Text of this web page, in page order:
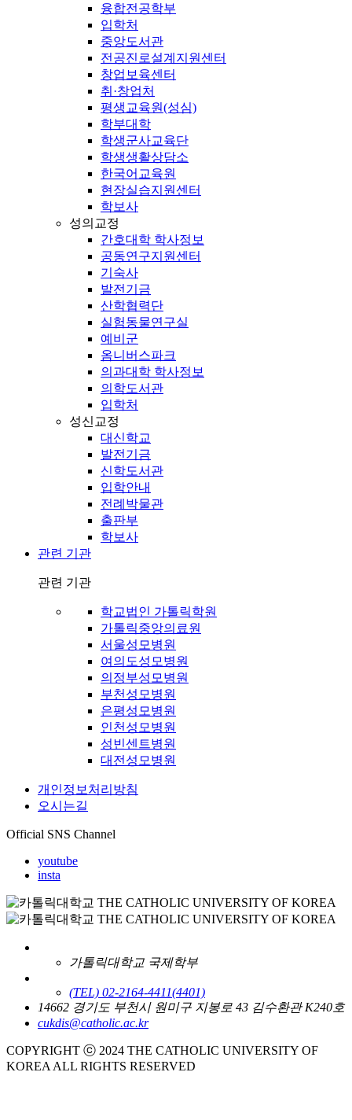
융합전공학부
입학처
중앙도서관
전공진로설계지원센터
창업보육센터
취·창업처
평생교육원(성심)
학부대학
학생군사교육단
학생생활상담소
한국어교육원
현장실습지원센터
학보사
성의교정
간호대학 학사정보
공동연구지원센터
기숙사
발전기금
산학협력단
실험동물연구실
예비군
옴니버스파크
의과대학 학사정보
의학도서관
입학처
성신교정
대신학교
발전기금
신학도서관
입학안내
전례박물관
출판부
학보사
관련 기관
관련 기관
학교법인 가톨릭학원
가톨릭중앙의료원
서울성모병원
여의도성모병원
의정부성모병원
부천성모병원
은평성모병원
인천성모병원
성빈센트병원
대전성모병원
개인정보처리방침
오시는길
Official SNS Channel
youtube
insta
가톨릭대학교 국제학부
(TEL) 02-2164-4411(4401)
14662 경기도 부천시 원미구 지봉로 43 김수환관 K240호
cukdis@catholic.ac.kr
COPYRIGHT ⓒ 2024 THE CATHOLIC UNIVERSITY OF
KOREA ALL RIGHTS RESERVED